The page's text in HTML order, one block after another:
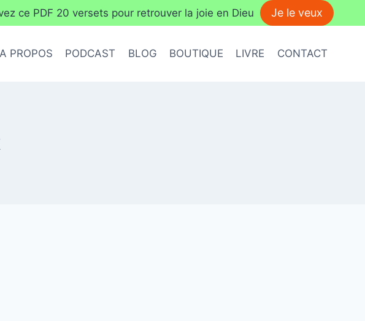
ce PDF 20 versets pour retrouver la joie en Dieu Je le veux
A PROPOS PODCAST BLOG BOUTIQUE LIVRE CONTACT